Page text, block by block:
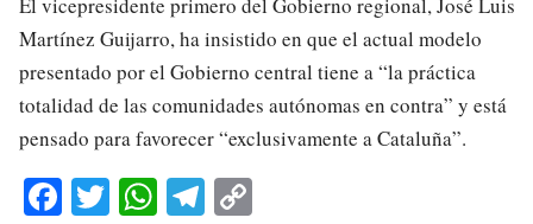
El vicepresidente primero del Gobierno regional, José Luis
Martínez Guijarro, ha insistido en que el actual modelo
presentado por el Gobierno central tiene a “la práctica
totalidad de las comunidades autónomas en contra” y está
pensado para favorecer “exclusivamente a Cataluña”.
Fa T W Te